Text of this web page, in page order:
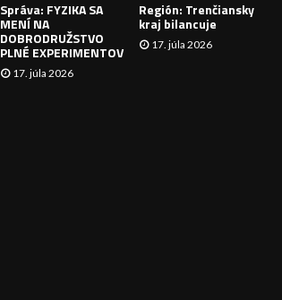
I
Správa: FYZIKA SA
MENÍ NA
DOBRODRUŽSTVO
PLNÉ EXPERIMENTOV
17. júla 2026
Región: Trenčiansky
kraj bilancuje
17. júla 2026